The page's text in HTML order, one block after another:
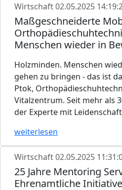
Wirtschaft02.05.2025
Maßgeschneiderte
Menschen wieder in
Holzminden. Menschen
gehen zu bringen - das ist
Ptok,
Vitalzentrum. Seit mehr als
der Experte mit
weiterlesen
Wirtschaft02.05.2025
25 Jahre Mentoring
Ehrenamtliche